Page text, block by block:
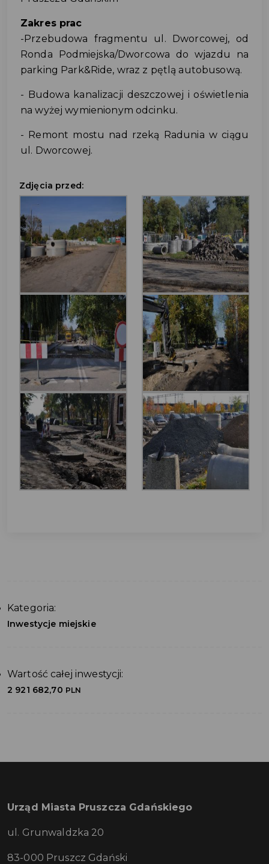
Zakres prac
-Przebudowa fragmentu ul. Dworcowej, od
Ronda Podmiejska/Dworcowa do wjazdu na
parking Park&Ride, wraz z pętlą autobusową.
- Budowa kanalizacji deszczowej i oświetlenia
na wyżej wymienionym odcinku.
- Remont mostu nad rzeką Radunia w ciągu
ul. Dworcowej.
Zdjęcia przed:
Kategoria:
Inwestycje miejskie
Wartość całej inwestycji:
2 921 682,70 PLN
Urząd Miasta Pruszcza Gdańskiego
ul. Grunwaldzka 20
83-000 Pruszcz Gdański